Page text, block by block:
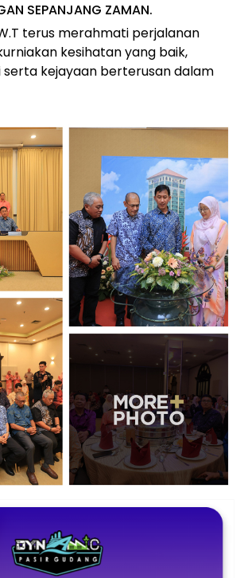
SEPANJANG ZAMAN.
terus merahmati perjalanan
kesihatan yang baik,
kejayaan berterusan dalam